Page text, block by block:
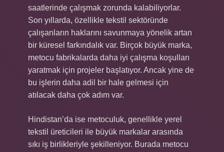
saatlerinde çalışmak zorunda kalabiliyorlar.
Son yıllarda, özellikle tekstil sektöründe
çalışanların haklarını savunmaya yönelik artan
bir küresel farkındalık var. Birçok büyük marka,
metocu fabrikalarda daha iyi çalışma koşulları
yaratmak için projeler başlatıyor. Ancak yine de
bu işlerin daha adil bir hale gelmesi için
atılacak daha çok adım var.
Hindistan’da ise metoculuk, genellikle yerel
tekstil üreticileri ile büyük markalar arasında
sıkı iş birlikleriyle şekilleniyor. Burada metocu